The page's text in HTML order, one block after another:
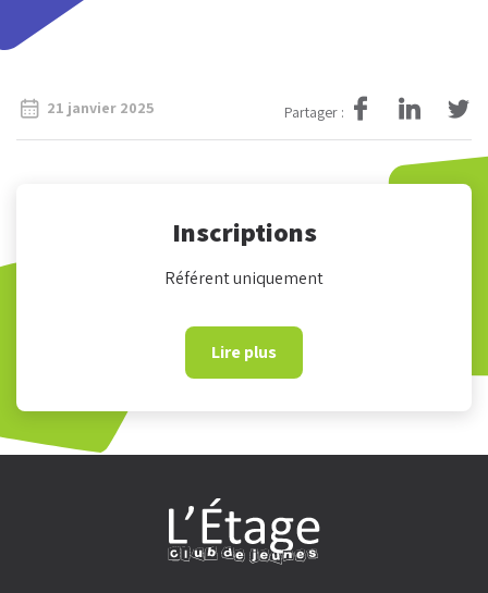
21 janvier 2025 Partager :
Inscriptions
Référent uniquement
Lire plus